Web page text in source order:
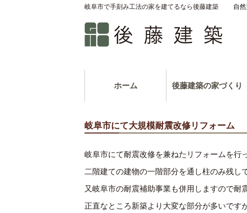
岐阜市で手刻み工法の家を建てるなら後藤建築 自
ホーム 後藤建築の家づくり
岐阜市にて大規模耐震改修リフォーム
岐阜市にて耐震改修を兼ねたリフォームを行
二階建ての建物の一階部分を通し柱のみ残し
又岐阜市の耐震補助事業も併用しますので耐
正直なところ新築より大変な部分が多いです